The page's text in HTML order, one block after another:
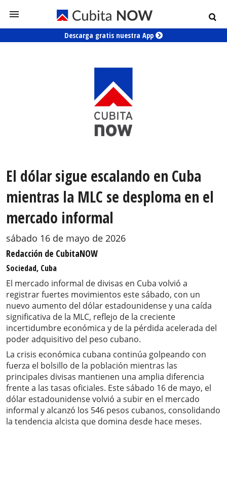
Descarga gratis nuestra App
El dólar sigue escalando en Cuba
mientras la MLC se desploma en el
mercado informal
sábado 16 de mayo de 2026
Redacción de CubitaNOW
Sociedad, Cuba
El mercado informal de divisas en Cuba volvió a
registrar fuertes movimientos este sábado, con un
nuevo aumento del dólar estadounidense y una caída
significativa de la MLC, reflejo de la creciente
incertidumbre económica y de la pérdida acelerada del
poder adquisitivo del peso cubano.
La crisis económica cubana continúa golpeando con
fuerza el bolsillo de la población mientras las
principales divisas mantienen una amplia diferencia
frente a las tasas oficiales. Este sábado 16 de mayo, el
dólar estadounidense volvió a subir en el mercado
informal y alcanzó los 546 pesos cubanos, consolidando
la tendencia alcista que domina desde hace meses.